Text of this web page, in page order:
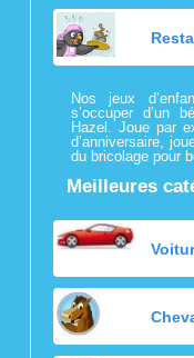
Nos jeux
s’occuper d’un
Hazel. Joue par
d’anniversaire,
du bricolage pour
Meilleures